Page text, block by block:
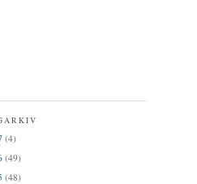
(4)
(49)
(48)